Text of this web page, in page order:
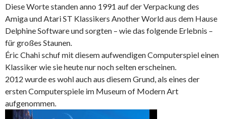
Diese Worte standen anno 1991 auf der Verpackung des
Amiga und Atari ST Klassikers Another World aus dem Hause
Delphine Software und sorgten – wie das folgende Erlebnis –
für großes Staunen.
Éric Chahi schuf mit diesem aufwendigen Computerspiel einen
Klassiker wie sie heute nur noch selten erscheinen.
2012 wurde es wohl auch aus diesem Grund, als eines der
ersten Computerspiele im Museum of Modern Art
aufgenommen.